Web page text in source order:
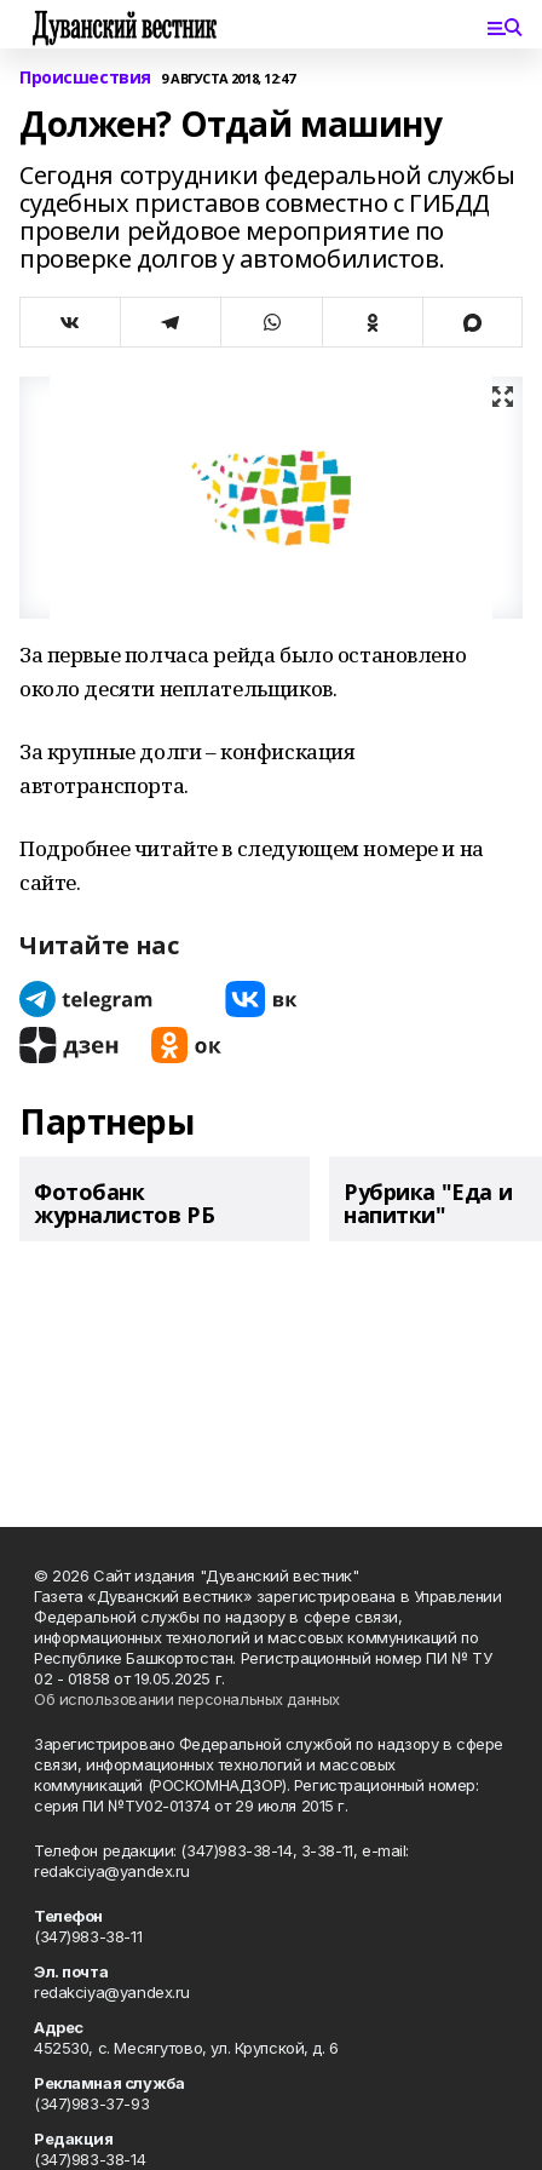
Происшествия 9 АВГУСТА 2018, 12:47
Должен? Отдай машину
Сегодня сотрудники федеральной службы
судебных приставов совместно с ГИБДД
провели рейдовое мероприятие по
проверке долгов у автомобилистов.
За первые полчаса рейда было остановлено
около десяти неплательщиков.
За крупные долги – конфискация
автотранспорта.
Подробнее читайте в следующем номере и на
сайте.
Читайте нас
Партнеры
Фотобанк
журналистов РБ
Рубрика "Еда и
напитки"
© 2026 Сайт издания "Дуванский вестник"
Газета «Дуванский вестник» зарегистрирована в Управлении
Федеральной службы по надзору в сфере связи,
информационных технологий и массовых коммуникаций по
Республике Башкортостан. Регистрационный номер ПИ № ТУ
02 - 01858 от 19.05.2025 г.
Об использовании персональных данных
Зарегистрировано Федеральной службой по надзору в сфере
связи, информационных технологий и массовых
коммуникаций (РОСКОМНАДЗОР). Регистрационный номер:
серия ПИ №ТУ02-01374 от 29 июля 2015 г.
Телефон редакции: (347)983-38-14, 3-38-11, e-mail:
redakciya@yandex.ru
Телефон
(347)983-38-11
Эл. почта
redakciya@yandex.ru
Адрес
452530, с. Месягутово, ул. Крупской, д. 6
Рекламная служба
(347)983-37-93
Редакция
(347)983-38-14